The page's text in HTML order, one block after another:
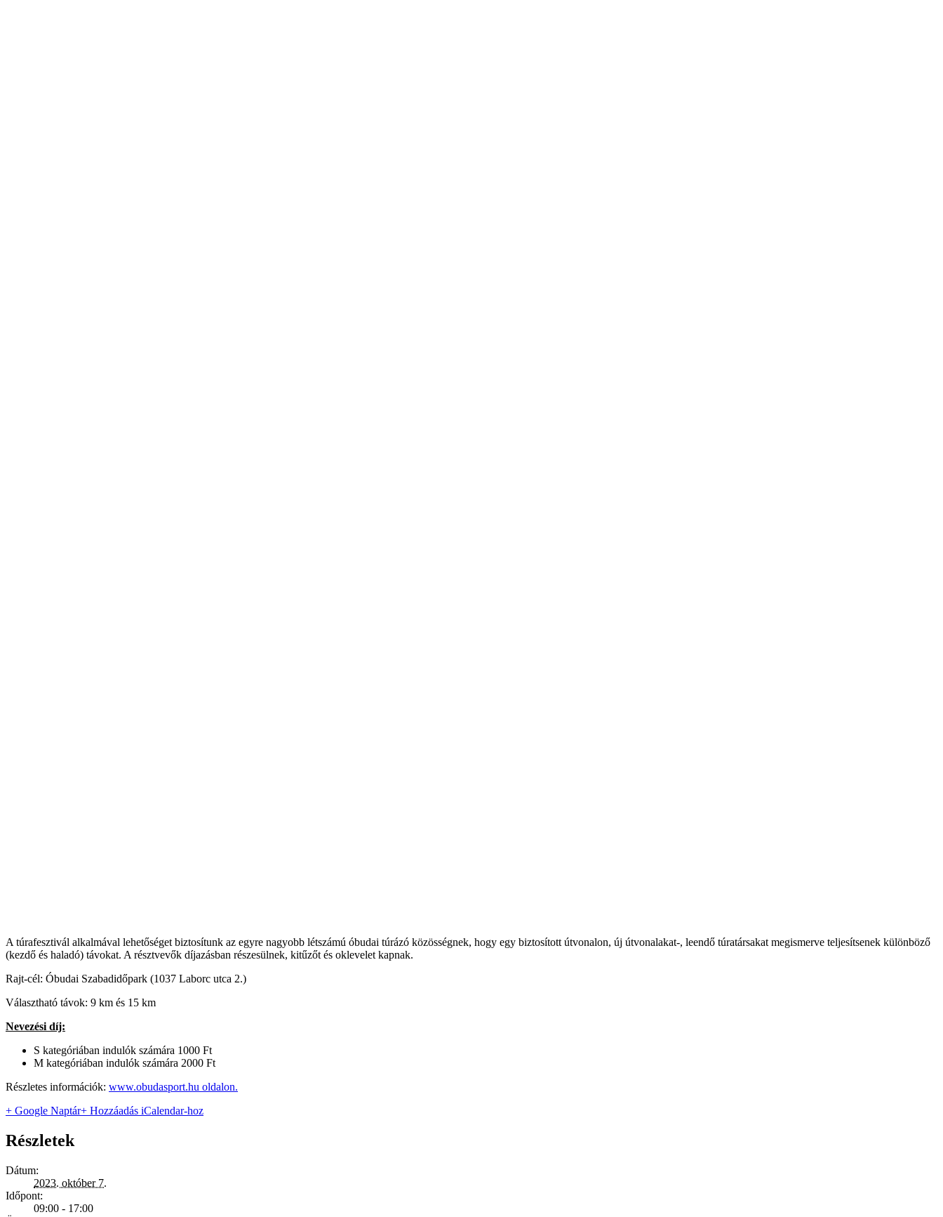
A túrafesztivál alkalmával lehetőséget biztosítunk az egyre nagyobb létszámú óbudai túrázó közösségnek, hogy egy biztosított útvonalon, új útvonalakat-, leendő túratársakat megismerve teljesítsenek különböző
(kezdő és haladó) távokat. A résztvevők díjazásban részesülnek, kitűzőt és oklevelet kapnak.
Rajt-cél: Óbudai Szabadidőpark (1037 Laborc utca 2.)
Választható távok: 9 km és 15 km
Nevezési díj:
S kategóriában indulók számára 1000 Ft
M kategóriában indulók számára 2000 Ft
Részletes információk: www.obudasport.hu oldalon.
+ Google Naptár+ Hozzáadás iCalendar-hoz
Részletek
Dátum:
2023. október 7.
Időpont:
09:00 - 17:00